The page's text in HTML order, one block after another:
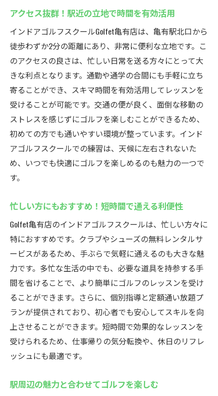
仕事帰りでも気軽に立ち寄れるインドアス
クール
手ぶらで通える便利さが魅力！Golfet亀有店の無
料レンタルサービス
初めての方も安心！手ぶらで体験できるゴ
ルフ
クラブ・シューズのレンタルで荷物を軽減
忙しい生活でも気軽にゴルフを始められる
レンタルサービスを活用した練習スタイル
手ぶらでゴルフ体験！友人を誘って楽しむ
方法
個別指導で初心者も安心！効率的にゴルフを上
達させる方法
マンツーマン指導のメリットと効果
初心者でも安心のステップアッププラン
効果的な練習法でスキルアップを目指す
コーチとの信頼関係が上達の鍵
個別指導で得られる具体的な成果例
個人のレベルに合わせたカスタマイズレッ
スン
定額通い放題プランでコストパフォーマンス抜
月額定額で気軽に始められるゴルフライフ
アクセス抜群！駅近の立地で時間を有効活用
インドアゴルフスクールGolfet亀有店は、亀有駅北口から
徒歩わずか2分の距離にあり、非常に便利な立地です。こ
のアクセスの良さは、忙しい日常を送る方々にとって大
きな利点となります。通勤や通学の合間にも手軽に立ち
寄ることができ、スキマ時間を有効活用してレッスンを
受けることが可能です。交通の便が良く、面倒な移動の
ストレスを感じずにゴルフを楽しむことができるため、
初めての方でも通いやすい環境が整っています。インド
アゴルフスクールでの練習は、天候に左右されないた
め、いつでも快適にゴルフを楽しめるのも魅力の一つで
す。
忙しい方にもおすすめ！短時間で通える利便性
Golfet亀有店のインドアゴルフスクールは、忙しい方々に
特におすすめです。クラブやシューズの無料レンタルサ
ービスがあるため、手ぶらで気軽に通えるのも大きな魅
力です。多忙な生活の中でも、必要な道具を持参する手
間を省けることで、より簡単にゴルフのレッスンを受け
ることができます。さらに、個別指導と定額通い放題プ
ランが提供されており、初心者でも安心してスキルを向
上させることができます。短時間で効果的なレッスンを
受けられるため、仕事帰りの気分転換や、休日のリフレ
ッシュにも最適です。
駅周辺の魅力と合わせてゴルフを楽しむ